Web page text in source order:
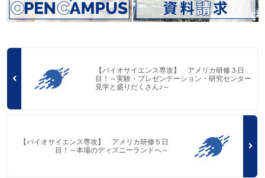
【バイオサイエンス専攻】 アメリカ研修３日
目！～実験・プレゼンテーション・研究センター
見学と盛りだくさん♪～
【バイオサイエンス専攻】 アメリカ研修５日
目！～本場のディズニーランドへ～